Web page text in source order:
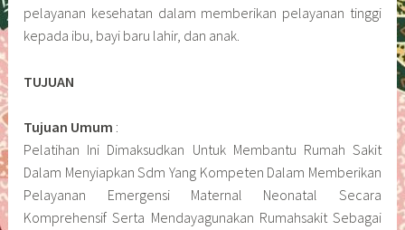
pelayanan kesehatan dalam memberikan pelayanan tinggi
kepada ibu, bayi baru lahir, dan anak.
TUJUAN
Tujuan Umum :
Pelatihan Ini Dimaksudkan Untuk Membantu Rumah Sakit
Dalam Menyiapkan Sdm Yang Kompeten Dalam Memberikan
Pelayanan Emergensi Maternal Neonatal Secara
Komprehensif Serta Mendayagunakan Rumahsakit Sebagai